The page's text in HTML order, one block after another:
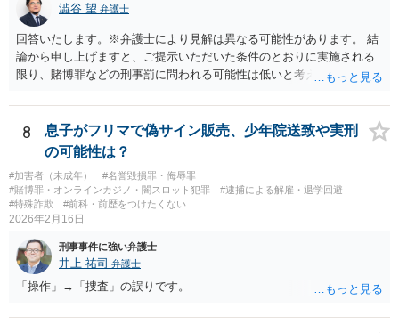
澁谷 望 弁護士
回答いたします。※弁護士により見解は異なる可能性があります。 結
論から申し上げますと、ご提示いただいた条件のとおりに実施される
限り、賭博罪などの刑事罰に問われる可能性は低いと考えられます
答】 賭博罪は、参加者が互いに財物を賭けてその得喪を争う場合に成
立します。 質問者様がご自身のポケットマネーから懸賞として賞金を
出し、参加者からの参加費が全額会場レンタル費用に充てられて賞金
原資と完全に分離されている場合、参加者が自らの財物を失うリスク
が存在しないため賭博罪には該当しないとする見解が一般的です。ま
た、利益を得る目的もないため賭博場開帳図利罪も成立しないと考え
られます。 【質問2への回答】 刑事上の問題は生じにくいものの、民
は事業者が顧客を誘引するためのものではないため対象外と考えられ
ますが、自治会館の利用規約（目的外利用や金銭徴収の可否など）へ
の抵触が問題となることがあります。 【質問3への回答】 主催者とし
8
息子がフリマで偽サイン販売、少年院送致や実刑
の可能性は？
#加害者（未成年）
#名誉毀損罪・侮辱罪
#賭博罪・オンラインカジノ・闇スロット犯罪
#逮捕による解雇・退学回避
#特殊詐欺
#前科・前歴をつけたくない
2026年2月16日
刑事事件に強い弁護士
井上 祐司 弁護士
「操作」→「捜査」の誤りです。